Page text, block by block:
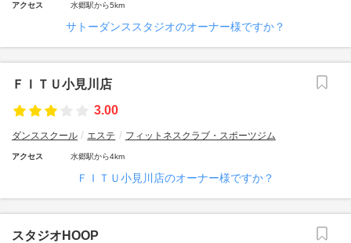
アクセス 水郷駅から5km
サトーダンススタジオのオーナー様ですか？
ＦＩＴＵ小見川店
3.00
ダンススクール エステ フィットネスクラブ・スポーツジム
アクセス 水郷駅から4km
ＦＩＴＵ小見川店のオーナー様ですか？
スタジオHOOP